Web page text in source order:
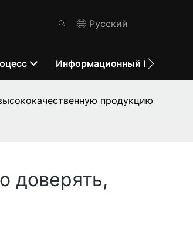
Pусский
Информационный Центр
продукцию
доверять,